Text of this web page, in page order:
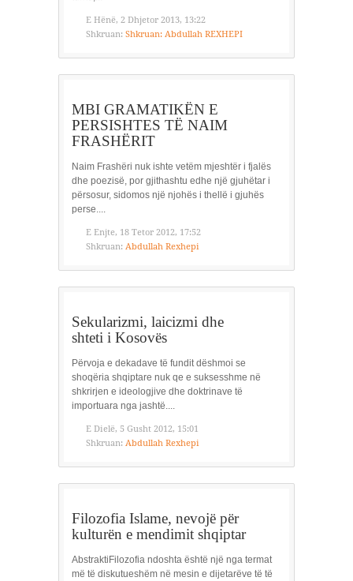
E Hënë, 2 Dhjetor 2013, 13:22
Shkruan: Shkruan: Abdullah REXHEPI
MBI GRAMATIKËN E
PERSISHTES TË NAIM
FRASHËRIT
Naim Frashëri nuk ishte vetëm mjeshtër i fjalës
dhe poezisë, por gjithashtu edhe një gjuhëtar i
përsosur, sidomos një njohës i thellë i gjuhës
perse....
E Enjte, 18 Tetor 2012, 17:52
Shkruan: Abdullah Rexhepi
Sekularizmi, laicizmi dhe
shteti i Kosovës
Përvoja e dekadave të fundit dëshmoi se
shoqëria shqiptare nuk qe e suksesshme në
shkrirjen e ideologjive dhe doktrinave të
importuara nga jashtë....
E Dielë, 5 Gusht 2012, 15:01
Shkruan: Abdullah Rexhepi
Filozofia Islame, nevojë për
kulturën e mendimit shqiptar
AbstraktiFilozofia ndoshta është një nga termat
më të diskutueshëm në mesin e dijetarëve të të